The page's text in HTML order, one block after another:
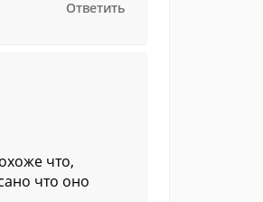
Ответить
что,
что оно